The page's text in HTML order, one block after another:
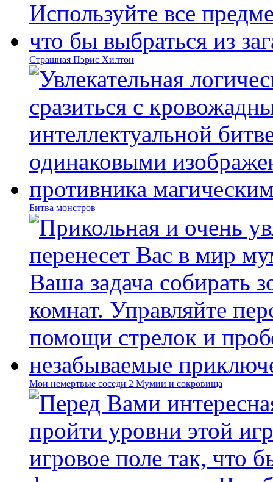
Страшная Пэрис Хилтон
Битва монстров
Мои немертвые соседи 2 Мумии и сокровища